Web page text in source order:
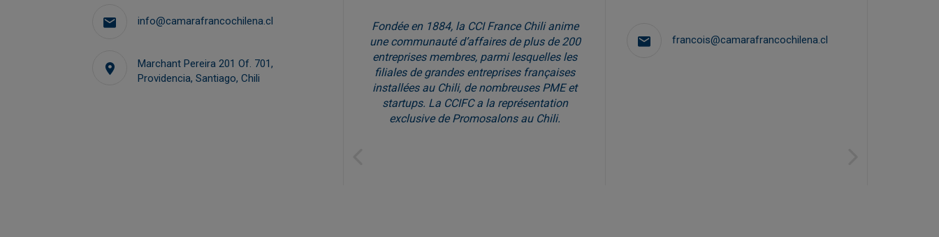
info@camarafrancochilena.cl
Marchant Pereira 201 Of. 701,
Providencia, Santiago, Chili
Fondée en 1884, la CCI France Chili anime
une communauté d’affaires de plus de 200
entreprises membres, parmi lesquelles les
filiales de grandes entreprises françaises
installées au Chili, de nombreuses PME et
startups. La CCIFC a la représentation
exclusive de Promosalons au Chili.
francois@camarafrancochilena.cl